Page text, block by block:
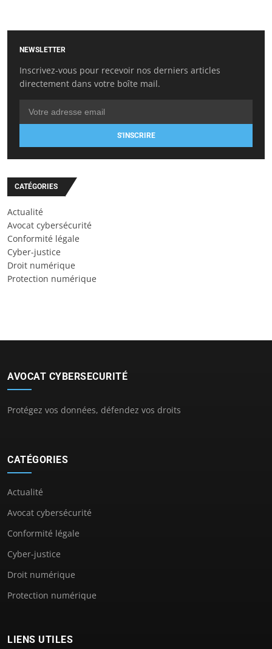
NEWSLETTER
Inscrivez-vous pour recevoir nos derniers articles
directement dans votre boîte mail.
S'INSCRIRE
CATÉGORIES
Actualité
Avocat cybersécurité
Conformité légale
Cyber-justice
Droit numérique
Protection numérique
AVOCAT CYBERSECURITÉ
Protégez vos données, défendez vos droits
CATÉGORIES
Actualité
Avocat cybersécurité
Conformité légale
Cyber-justice
Droit numérique
Protection numérique
LIENS UTILES